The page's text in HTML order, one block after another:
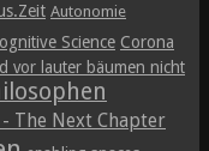
Autonomie
Science Corona
vor lauter bäumen nicht
The Next Chapter